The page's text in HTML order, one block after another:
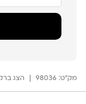
כתובת
הדוא"ל
כדי
עבור
מוצר
מק"ט: 98036 הצג